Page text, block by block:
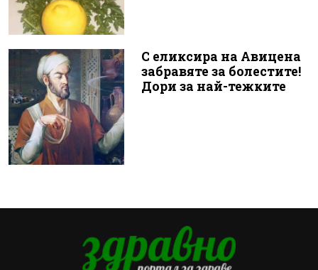
С еликсира на Авицена
забравяте за болестите!
Дори за най-тежките